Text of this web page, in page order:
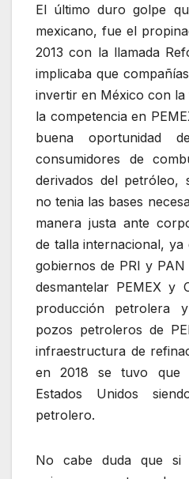
El último duro golpe
mexicano, fue el
2013 con la llamada
implicaba que
invertir en México con la
la competencia en
buena oportunidad
consumidores de
derivados del petróleo,
no tenia las bases
manera justa ante
de talla internacional, ya
gobiernos de PRI y
desmantelar PEMEX y
producción petrolera
pozos petroleros de
infraestructura de
en 2018 se tuvo que
Estados Unidos
petrolero.
No cabe duda que si